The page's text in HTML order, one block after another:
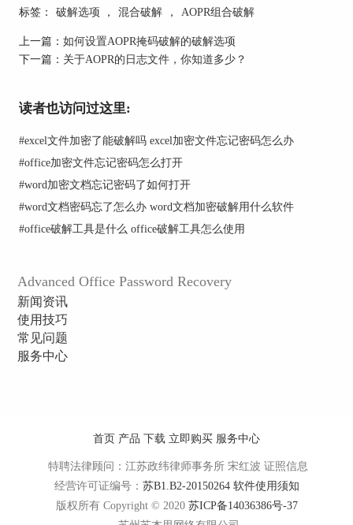
合破解的破解选项如下图所示，这里可以对字典文
第一步：添加字典文件，组合破解所组合的就是不
同的字典文件，这样可以根据输入的字段生成所有
可能存在的二字词组合。添加字典的方法是依次点
样可以增加发现密码的几率，需要注意的是在选
件的定界符。
第三步：选择“使用特别变型”复选框，此时“编辑
变型”可用，虽然使用特别变型会消耗更多的时
标签： 破解选项 ， 混合破解 ， AOPR组合破解
上一篇： 如何设置AOPR掩码破解的破解选项
下一篇： 关于AOPR的日志文件，你知道多少？
读者也访问过这里:
#excel文件加密了能破解吗 excel加密文件忘记密码怎么办
#office加密文件忘记密码怎么打开
#word加密文档忘记密码了如何打开
#word文档密码忘了怎么办 word文档加密破解用什么软件
#office破解工具是什么 office破解工具怎么使用
Advanced Office Password Recovery
新闻资讯
使用技巧
常见问题
服务中心
首页 产品 下载 立即购买 服务中心
特聘法律顾问：江苏政纬律师事务所 宋红波 证照信息
经营许可证编号： 苏B1.B2-20150264 软件使用须知
版权所有 Copyright © 2020 苏ICP备14036386号-37